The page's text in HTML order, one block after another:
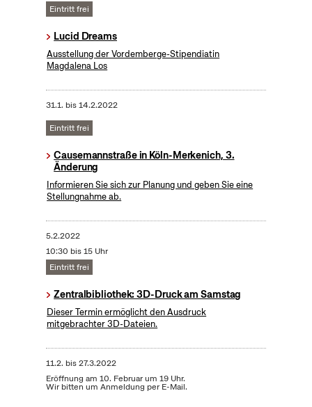
Eintritt frei
Lucid Dreams
Ausstellung der Vordemberge-Stipendiatin
Magdalena Los
31.1. bis14.2.2022
Eintritt frei
Causemannstraße in Köln-Merkenich, 3.
Änderung
Informieren Sie sich zur Planung und geben Sie eine
Stellungnahme ab.
5.2.2022
10:30 bis 15 Uhr
Eintritt frei
Zentralbibliothek: 3D-Druck am Samstag
Dieser Termin ermöglicht den Ausdruck
mitgebrachter 3D-Dateien.
11.2. bis27.3.2022
Eröffnung am 10. Februar um 19 Uhr.
Wir bitten um Anmeldung per E-Mail.